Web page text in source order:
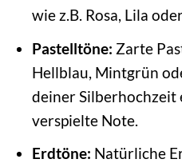
wie z.B. Rosa, Lila
Pastelltöne: Zarte
Hellblau, Mintgrün
deiner Silberhochzeit
verspielte Note.
Erdtöne: Natürliche